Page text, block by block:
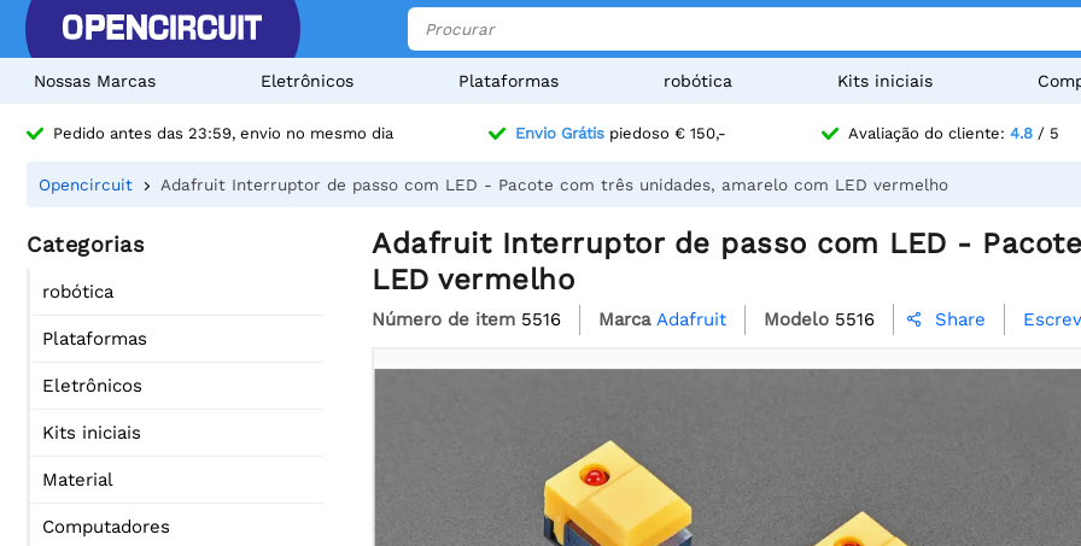
Nossas Marcas Eletrônicos Plataformas robótica Kits iniciais
Pedido antes das 23:59, envio no mesmo dia Envio Grátispiedoso € 150,- Avaliação do cliente: 4.8/ 5
Opencircuit Adafruit Interruptor de passo com LED - Pacote com três unidades, amarelo com LED vermelho
Categorias
robótica
Plataformas
Eletrônicos
Kits iniciais
Material
Computadores
Adafruit Interruptor de passo com LED -
LED vermelho
Número de item 5516 Marca Adafruit Modelo 5516  Share